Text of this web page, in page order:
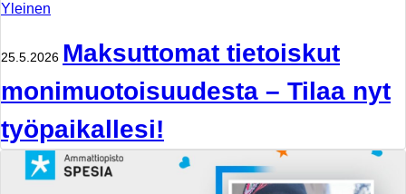
Yleinen
25.5.2026 Maksuttomat tietoiskut
monimuotoisuudesta – Tilaa nyt
työpaikallesi!